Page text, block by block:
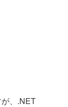
、.NET